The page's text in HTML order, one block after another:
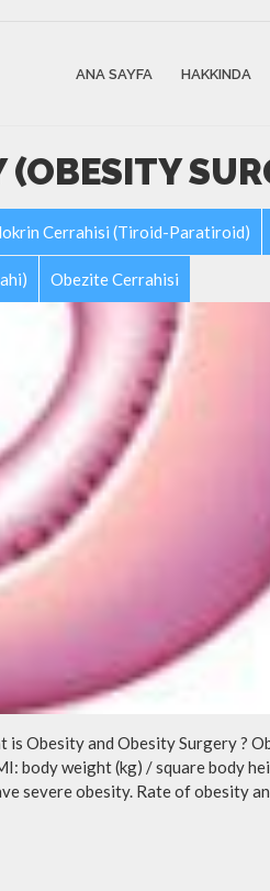
ANA SAYFA HAKKINDA
(OBESITY
Cerrahisi (Tiroid-Paratiroid)
Obezite Cerrahisi
Obesity and Obesity Surgery ?
body weight (kg) / square body
severe obesity. Rate of obesity